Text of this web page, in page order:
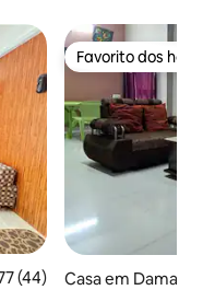
média de 4,77
(44)
Favorito dos
Favorito dos
Casa em Daman